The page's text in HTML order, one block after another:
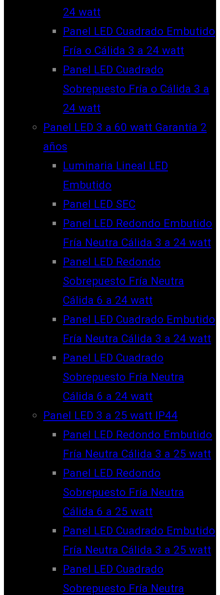
24 watt
Panel LED Cuadrado Embutido
Fría o Cálida 3 a 24 watt
Panel LED Cuadrado
Sobrepuesto Fría o Cálida 3 a
24 watt
Panel LED 3 a 60 watt Garantía 2
años
Luminaria Lineal LED
Embutido
Panel LED SEC
Panel LED Redondo Embutido
Fría Neutra Cálida 3 a 24 watt
Panel LED Redondo
Sobrepuesto Fría Neutra
Cálida 6 a 24 watt
Panel LED Cuadrado Embutido
Fría Neutra Cálida 3 a 24 watt
Panel LED Cuadrado
Sobrepuesto Fría Neutra
Cálida 6 a 24 watt
Panel LED 3 a 25 watt IP44
Panel LED Redondo Embutido
Fría Neutra Cálida 3 a 25 watt
Panel LED Redondo
Sobrepuesto Fría Neutra
Cálida 6 a 25 watt
Panel LED Cuadrado Embutido
Fría Neutra Cálida 3 a 25 watt
Panel LED Cuadrado
Sobrepuesto Fría Neutra